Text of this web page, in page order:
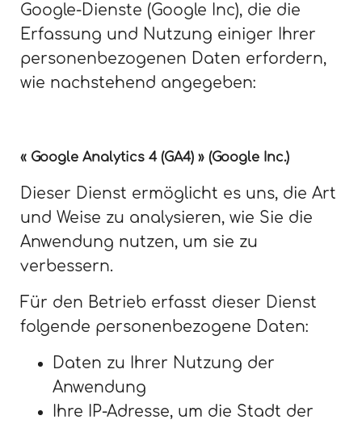
Google-Dienste (Google Inc), die die
Erfassung und Nutzung einiger Ihrer
personenbezogenen Daten erfordern,
wie nachstehend angegeben:
« Google Analytics 4 (GA4) » (Google Inc.)
Dieser Dienst ermöglicht es uns, die Art
und Weise zu analysieren, wie Sie die
Anwendung nutzen, um sie zu
verbessern.
Für den Betrieb erfasst dieser Dienst
folgende personenbezogene Daten:
Daten zu Ihrer Nutzung der
Anwendung
Ihre IP-Adresse, um die Stadt der